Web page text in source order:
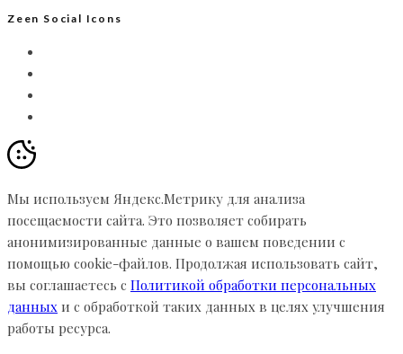
Zeen Social Icons
Мы используем Яндекс.Метрику для анализа
посещаемости сайта. Это позволяет собирать
анонимизированные данные о вашем поведении с
помощью cookie-файлов. Продолжая использовать сайт,
вы соглашаетесь с Политикой обработки персональных
данных и с обработкой таких данных в целях улучшения
работы ресурса.